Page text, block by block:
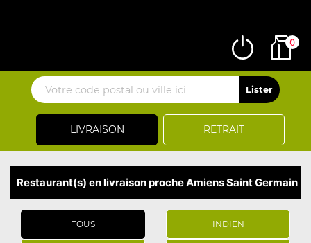
LIVRAISON RETRAIT
0
Restaurant(s) en livraison proche Amiens Saint Germain
TOUS INDIEN